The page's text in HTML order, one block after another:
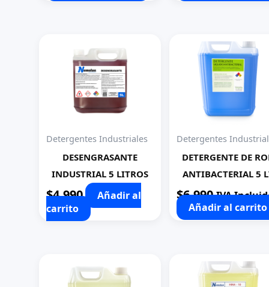
Detergentes Industriales
DESENGRASANTE
INDUSTRIAL 5 LITROS
$4.990
Añadir al
carrito
Detergentes
DETERGENTE DE
ANTIBACTERIAL 5
$6.990 IVA
Añadir al carrito